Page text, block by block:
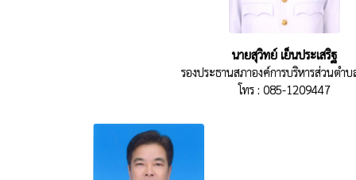
นายสุวิทย์ เย็นประเสริฐ
รองประธานสภาองค์การบริหารส่วนตำบ
โทร : 085-1209447